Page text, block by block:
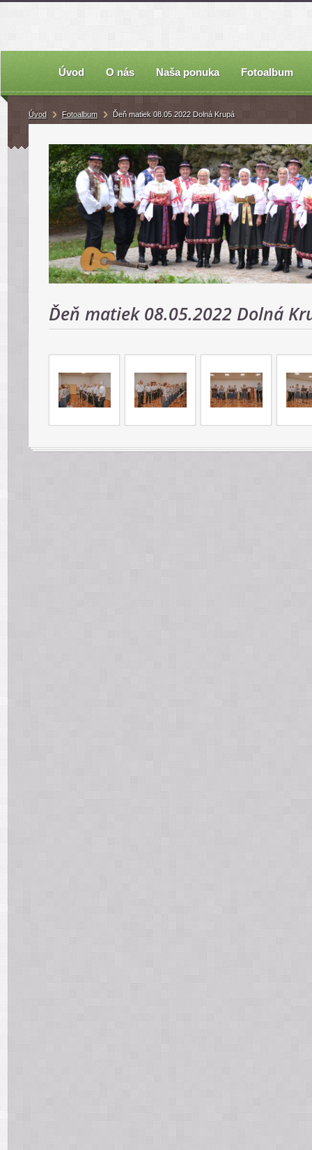
Úvod O nás Naša ponuka Fotoalbum
Úvod Fotoalbum Ďeň matiek 08.05.2022 Dolná Krupá
Ďeň matiek 08.05.2022 Dolná